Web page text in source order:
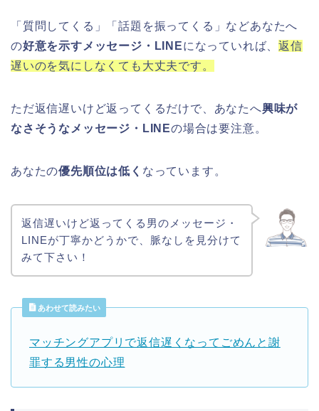
「質問してくる」「話題を振ってくる」などあなたへ
の好意を示すメッセージ・LINEになっていれば、返信
遅いのを気にしなくても大丈夫です。
ただ返信遅いけど返ってくるだけで、あなたへ興味が
なさそうなメッセージ・LINEの場合は要注意。
あなたの優先順位は低く なっています。
返信遅いけど返ってくる男のメッセージ・
LINEが丁寧かどうかで、脈なしを見分けて
みて下さい！
あわせて読みたい
マッチングアプリで返信遅くなってごめんと謝
罪する男性の心理